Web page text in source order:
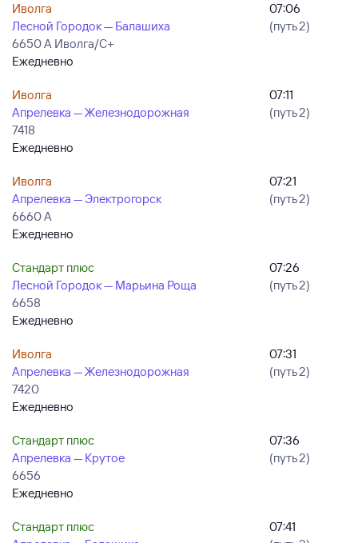
Иволга
Лесной Городок — Балашиха
6650 А Иволга/С+
Ежедневно
07:06
(путь 2)
Иволга
Апрелевка — Железнодорожная
7418
Ежедневно
07:11
(путь 2)
Иволга
Апрелевка — Электрогорск
6660 А
Ежедневно
07:21
(путь 2)
Стандарт плюс
Лесной Городок — Марьина Роща
6658
Ежедневно
07:26
(путь 2)
Иволга
Апрелевка — Железнодорожная
7420
Ежедневно
07:31
(путь 2)
Стандарт плюс
Апрелевка — Крутое
6656
Ежедневно
07:36
(путь 2)
Стандарт плюс
07:41